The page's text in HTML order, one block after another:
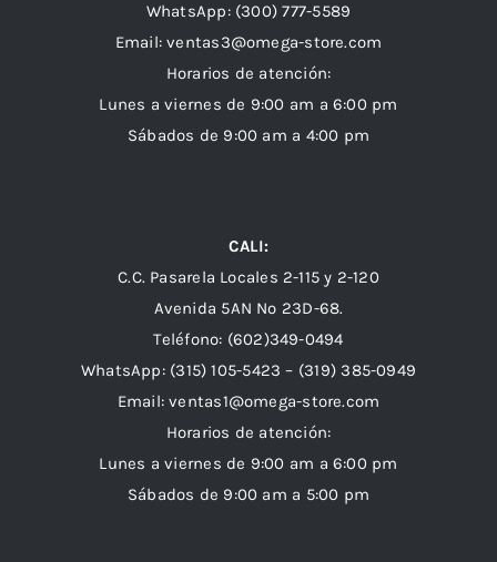
WhatsApp: (300) 777-5589
Email: ventas3@omega-store.com
Horarios de atención:
Lunes a viernes de 9:00 am a 6:00 pm
Sábados de 9:00 am a 4:00 pm
CALI:
C.C. Pasarela Locales 2-115 y 2-120
Avenida 5AN Nº 23D-68.
Teléfono: (602)349-0494
WhatsApp: (315) 105-5423 – (319) 385-0949
Email:ventas1@omega-store.com
Horarios de atención:
Lunes a viernes de 9:00 am a 6:00 pm
Sábados de 9:00 am a 5:00 pm